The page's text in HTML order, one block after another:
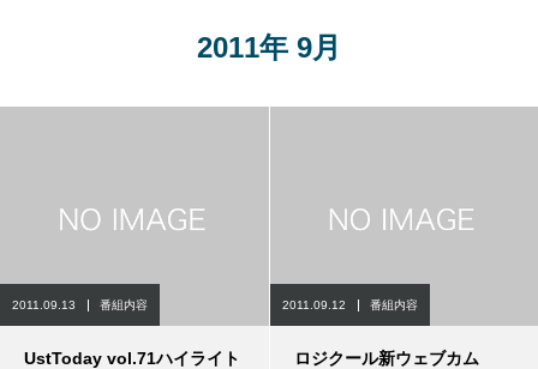
2011年 9月
2011.09.13 番組内容
UstToday vol.71ハイライト
2011.09.12 番組内容
ロジクール新ウェブカム